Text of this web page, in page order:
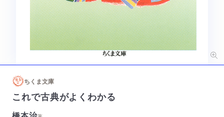
ちくま文庫
これで古典がよくわかる